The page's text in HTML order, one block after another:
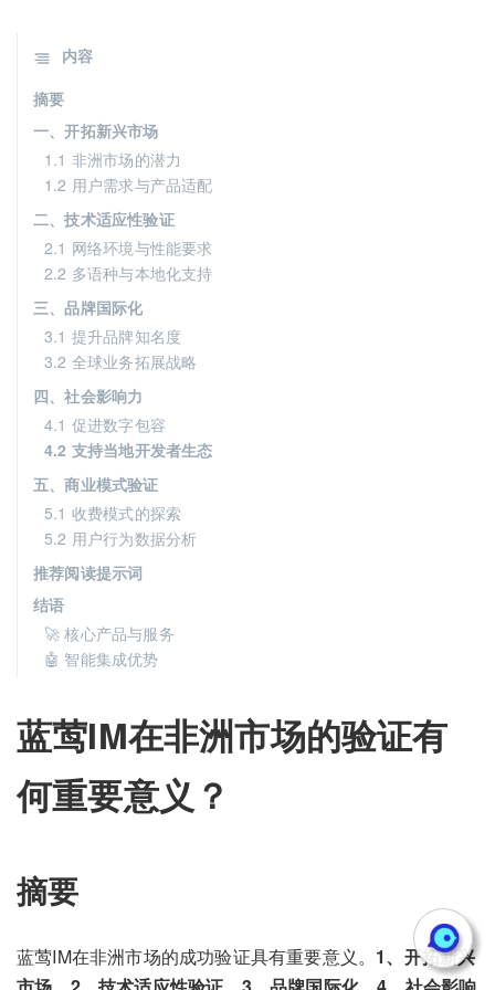
蓝莺IM在非洲市场的验证有
何重要意义？
摘要
蓝莺IM在非洲市场的成功验证具有重要意义。 1、开拓新兴
内容
摘要
一、开拓新兴市场
1.1 非洲市场的潜力
1.2 用户需求与产品适配
二、技术适应性验证
2.1 网络环境与性能要求
2.2 多语种与本地化支持
三、品牌国际化
3.1 提升品牌知名度
3.2 全球业务拓展战略
四、社会影响力
4.1 促进数字包容
4.2 支持当地开发者生态
五、商业模式验证
5.1 收费模式的探索
5.2 用户行为数据分析
推荐阅读提示词
结语
🚀 核心产品与服务
🤖 智能集成优势